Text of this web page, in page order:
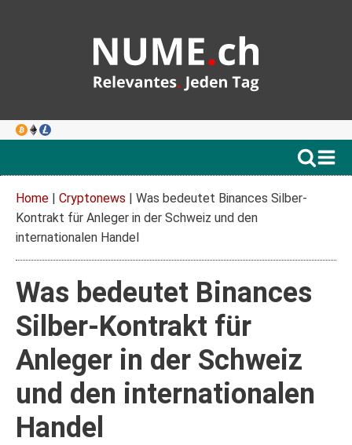
Home | Cryptonews | Was bedeutet Binances Silber-
Kontrakt für Anleger in der Schweiz und den
internationalen Handel
Was bedeutet Binances
Silber-Kontrakt für
Anleger in der Schweiz
und den internationalen
Handel